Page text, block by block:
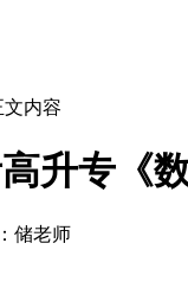
文内容
升专《
储老师